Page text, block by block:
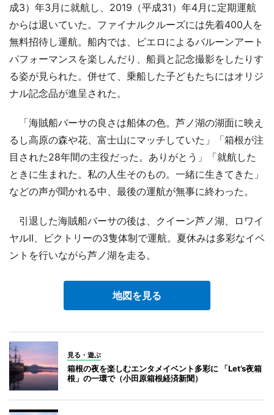
成3）年3月に就航し、2019（平成31）年4月に定期運航
からは退いていた。ファイナルクルーズには先着400人を
無料招待し運航。船内では、ピエロによるバルーンアート
パフォーマンスを楽しんだり、船員と記念撮影をしたりす
る姿が見られた。併せて、乗船した子どもたちにはオリジ
ナル記念品が進呈された。
「海賊船バーサの良さは船体の色。芦ノ湖の湖面に映え
るし高原の森や花、富士山にマッチしていた」「箱根が注
目された28年間の主役だった。ありがとう」「就航した
ときに生まれた。私の人生そのもの。一緒に生きてきた」
などの声が聞かれる中、最後の運航が無事に終わった。
引退した海賊船バーサの後は、クイーン芦ノ湖、ロワイ
ヤルII、ビクトリーの3隻体制で運航。夏休みは多彩なイベ
ントを行いながら芦ノ湖を走る。
地図を見る
見る・遊ぶ
箱根の夜を楽しむエンタメイベント多彩に 「Let’s夜箱
根」の一環で（小田原箱根経済新聞）